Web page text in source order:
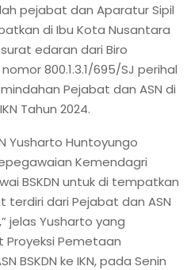
pejabat dan Aparatur Sipil
di Ibu Kota Nusantara
edaran dari Biro
800.1.3.1/695/SJ perihal
Pejabat dan ASN di
Tahun 2024.
Yusharto Huntoyungo
Kemendagri
BSKDN untuk di tempatkan
terdiri dari Pejabat dan ASN
jelas Yusharto yang
Pemetaan
BSKDN ke IKN, pada Senin